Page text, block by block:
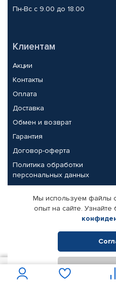
Пн-Вс с 9.00 до 18.00
Клиентам
Акции
Контакты
Оплата
Доставка
Обмен и возврат
Гарантия
Договор-оферта
Политика обработки
персональных данных
Партнерам
Корпоративным клиентам
Поставщикам
© КАМАЗ ЦЕНТР ДОНЕЦК, 2015-
Интернет-магазин
Мы используем файлы
опыт на сайте.